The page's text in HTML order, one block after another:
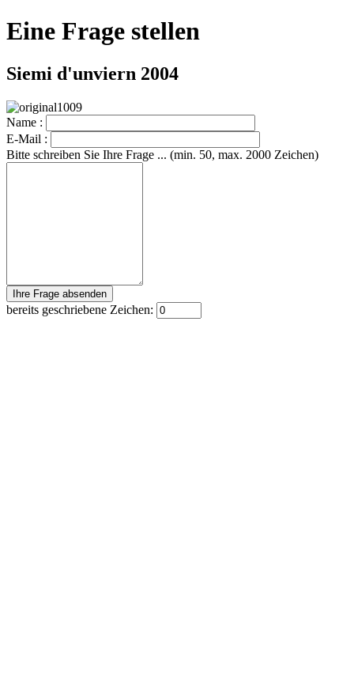
Eine Frage stellen
Siemi d'unviern 2004
Name :
E-Mail :
Bitte schreiben Sie Ihre Frage ... (min. 50, max. 2000 Zeichen)
bereits geschriebene Zeichen: